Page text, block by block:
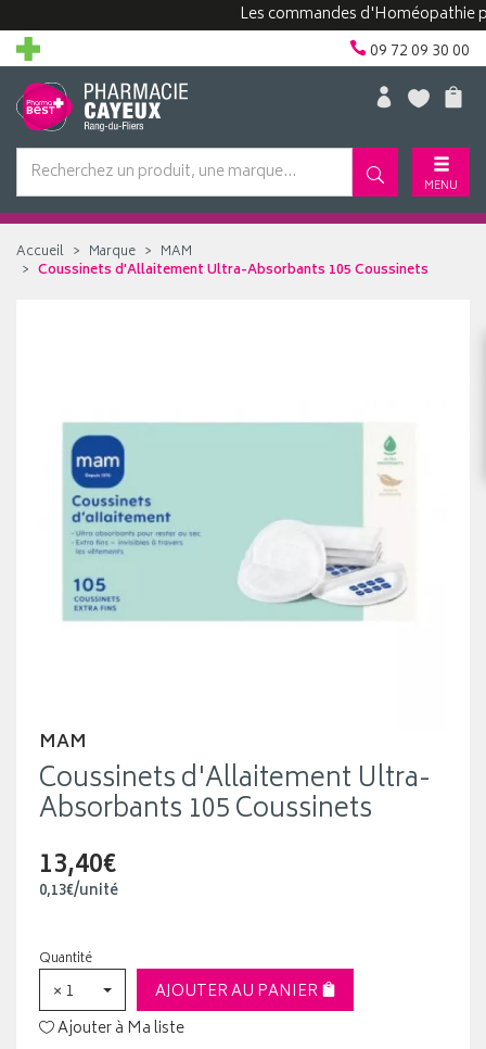
Les commandes d'Homéopathie
09 72 09 30 00
MENU
Accueil Marque
MAM
Coussinets d'Allaitement Ultra-Absorbants 105 Coussinets
MAM
Coussinets d'Allaitement Ultra-
Absorbants 105 Coussinets
13,40€
0,13€/unité
Quantité
× 1
AJOUTER AU PANIER
Ajouter à Ma liste